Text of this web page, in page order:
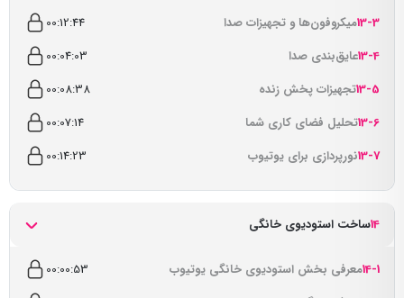
13-3میکروفون‌ها و تجهیزات صدا
00:12:44
13-4عایق‌بندی صدا
00:04:03
13-5تجهیزات پخش زنده
00:08:38
13-6تحلیل فضای کاری شما
00:07:14
13-7نورپردازی برای یوتیوب 00:14:23
14ساخت استودیوی خانگی
14-1معرفی بخش استودیوی خانگی یوتیوب
00:00:53